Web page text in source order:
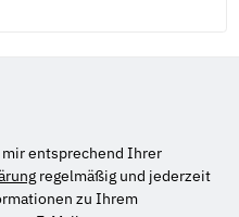
entsprechend Ihrer
regelmäßig und jederzeit
zu Ihrem